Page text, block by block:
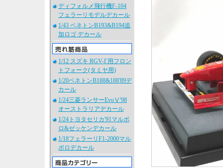
ディフォルメ飛行機F-104
フェラーリモデルデカール
1/43 ベネトンB193&B194追
加ロゴ デカール
1/12 スズキ RGV-Γ用フロン
トフォーク(タミヤ用)
1/20ベネトンB188&188'89デ
カール
1/24三菱ランサーEvoⅤ'98
オーストラリアデカール
1/24トヨタセリカ'91マルボ
ロ&ゼッケンデカール
1/18フェラーリF1-2000マル
ボロデカール